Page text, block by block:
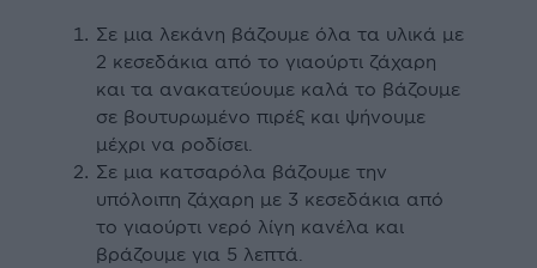
Σε µια λεκάνη βάζουµε όλα τα υλικά µε
2 κεσεδάκια από το γιαούρτι ζάχαρη
και τα ανακατεύουµε καλά το βάζουµε
σε βουτυρωµένο πιρέξ και ψήνουµε
µέχρι να ροδίσει.
Σε µια κατσαρόλα βάζουµε την
υπόλοιπη ζάχαρη µε 3 κεσεδάκια από
το γιαούρτι νερό λίγη κανέλα και
βράζουµε για 5 λεπτά.